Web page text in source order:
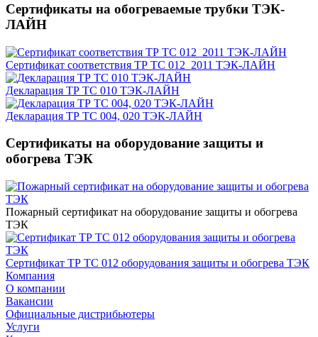
Сертификаты на обогреваемые трубки ТЭК-
ЛАЙН
Сертификат соответствия ТР ТС 012_2011 ТЭК-ЛАЙН
Декларация ТР ТС 010 ТЭК-ЛАЙН
Декларация ТР ТС 004, 020 ТЭК-ЛАЙН
Сертификаты на оборудование защиты и
обогрева ТЭК
Пожарный сертификат на оборудование защиты и обогрева
ТЭК
Сертификат ТР ТС 012 оборудования защиты и обогрева ТЭК
Компания
О компании
Вакансии
Официальные дистрибьютеры
Услуги